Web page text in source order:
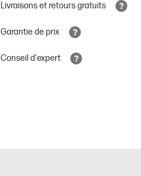
Livraisons et retours gratuits
Garantie de prix
Conseil d'expert